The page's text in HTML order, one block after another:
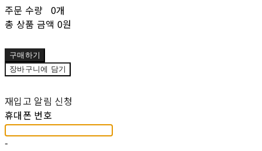
주문 수량 0개
총 상품 금액 0원
구매하기
장바구니에 담기
재입고 알림 신청
휴대폰 번호
-